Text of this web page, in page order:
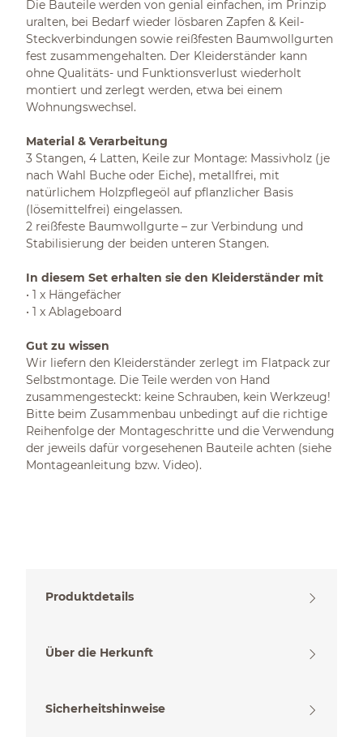
Die Bauteile werden von genial einfachen, im Prinzip
uralten, bei Bedarf wieder lösbaren Zapfen & Keil-
Steckverbindungen sowie reißfesten Baumwollgurten
fest zusammengehalten. Der Kleiderständer kann
ohne Qualitäts- und Funktionsverlust wiederholt
montiert und zerlegt werden, etwa bei einem
Wohnungswechsel.
Material & Verarbeitung
3 Stangen, 4 Latten, Keile zur Montage: Massivholz (je
nach Wahl Buche oder Eiche), metallfrei, mit
natürlichem Holzpflegeöl auf pflanzlicher Basis
(lösemittelfrei) eingelassen.
2 reißfeste Baumwollgurte – zur Verbindung und
Stabilisierung der beiden unteren Stangen.
In diesem Set erhalten sie den Kleiderständer mit
• 1 x Hängefächer
• 1 x Ablageboard
Gut zu wissen
Wir liefern den Kleiderständer zerlegt im Flatpack zur
Selbstmontage. Die Teile werden von Hand
zusammengesteckt: keine Schrauben, kein Werkzeug!
Bitte beim Zusammenbau unbedingt auf die richtige
Reihenfolge der Montageschritte und die Verwendung
der jeweils dafür vorgesehenen Bauteile achten (siehe
Montageanleitung bzw. Video).
Produktdetails
Über die Herkunft
Sicherheitshinweise